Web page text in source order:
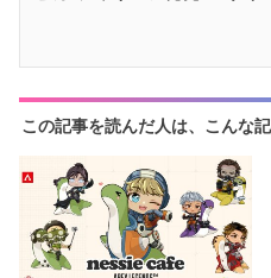
この記事を読んだ人は、こんな